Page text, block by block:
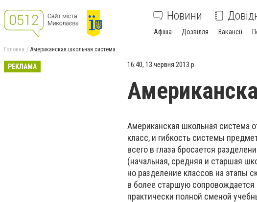
Новини
Афіша Дозвілля Вакансії
Головна Американская школьная система.
РЕКЛАМА 16:40, 13 червня 2013 р.
Американская школьная система
класс, и гибкость системы
всего в глаза бросается
(начальная, средняя и старшая
но разделение классов на этапы
в более старшую
практически полной сменой